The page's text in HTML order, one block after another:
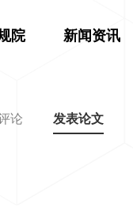
院 新闻资讯
论 发表论文